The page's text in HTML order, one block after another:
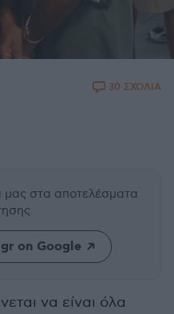
30 ΣΧΟΛΙΑ
μας στα αποτελέσματα
on Google
να είναι όλα